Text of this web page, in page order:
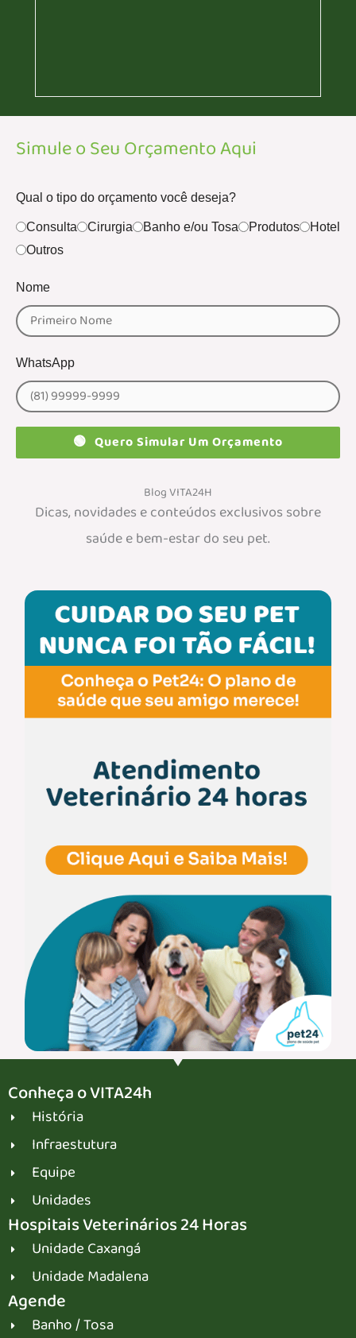
Simule o Seu Orçamento Aqui
Qual o tipo do orçamento você deseja?
Consulta Cirurgia Banho e/ou Tosa Produtos
Hotel
Outros
Nome
WhatsApp
🟢 Quero Simular Um Orçamento
Blog VITA24H
Dicas, novidades e conteúdos exclusivos sobre
saúde e bem-estar do seu pet.
Conheça o VITA24h
História
Infraestutura
Equipe
Unidades
Hospitais Veterinários 24 Horas
Unidade Caxangá
Unidade Madalena
Agende
Banho / Tosa